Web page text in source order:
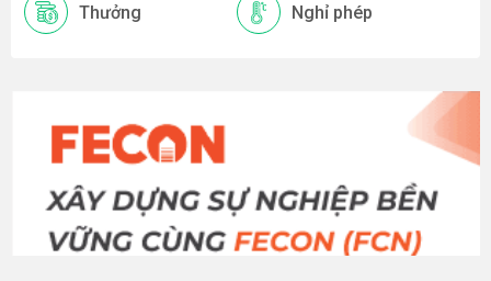
Thưởng Nghỉ phép